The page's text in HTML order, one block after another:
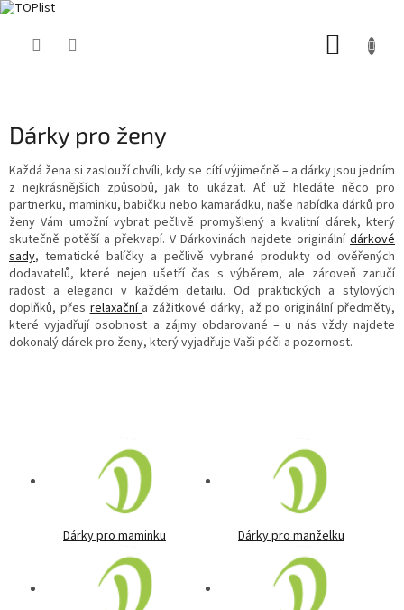
Dárky pro ženy
Každá žena si zaslouží chvíli, kdy se cítí výjimečně – a dárky jsou jedním
z nejkrásnějších způsobů, jak to ukázat. Ať už hledáte něco pro
partnerku, maminku, babičku nebo kamarádku, naše nabídka dárků pro
ženy Vám umožní vybrat pečlivě promyšlený a kvalitní dárek, který
skutečně potěší a překvapí. V Dárkovinách najdete originální dárkové
sady, tematické balíčky a pečlivě vybrané produkty od ověřených
dodavatelů, které nejen ušetří čas s výběrem, ale zároveň zaručí
radost a eleganci v každém detailu. Od praktických a stylových
doplňků, přes relaxační a zážitkové dárky, až po originální předměty,
které vyjadřují osobnost a zájmy obdarované – u nás vždy najdete
dokonalý dárek pro ženy, který vyjadřuje Vaši péči a pozornost.
Dárky pro maminku Dárky pro manželku